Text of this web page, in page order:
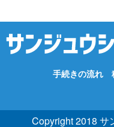
手続きの流れ
Copyright 2018 サ